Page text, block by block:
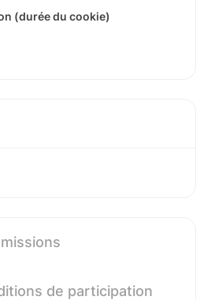
(durée du cookie)
de participation